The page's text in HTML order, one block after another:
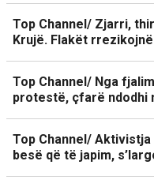
Top Channel/ Zjarri,
Krujë. Flakët
Top Channel/ Nga
protestë, çfarë ndodhi
Top Channel/
besë që të japim,